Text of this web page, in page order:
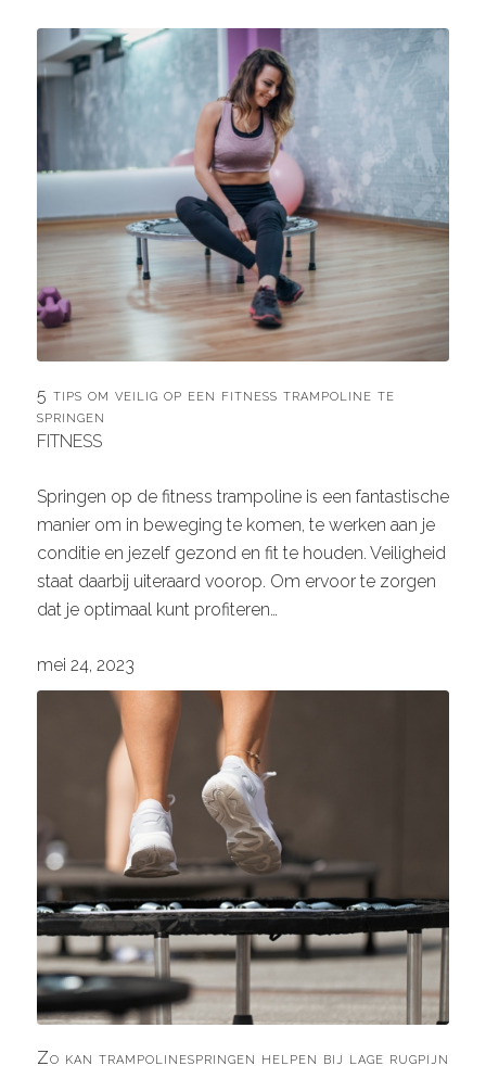
5 tips om veilig op een fitness trampoline te
springen
FITNESS
Springen op de fitness trampoline is een fantastische
manier om in beweging te komen, te werken aan je
conditie en jezelf gezond en fit te houden. Veiligheid
staat daarbij uiteraard voorop. Om ervoor te zorgen
dat je optimaal kunt profiteren…
mei 24, 2023
Zo kan trampolinespringen helpen bij lage rugpijn